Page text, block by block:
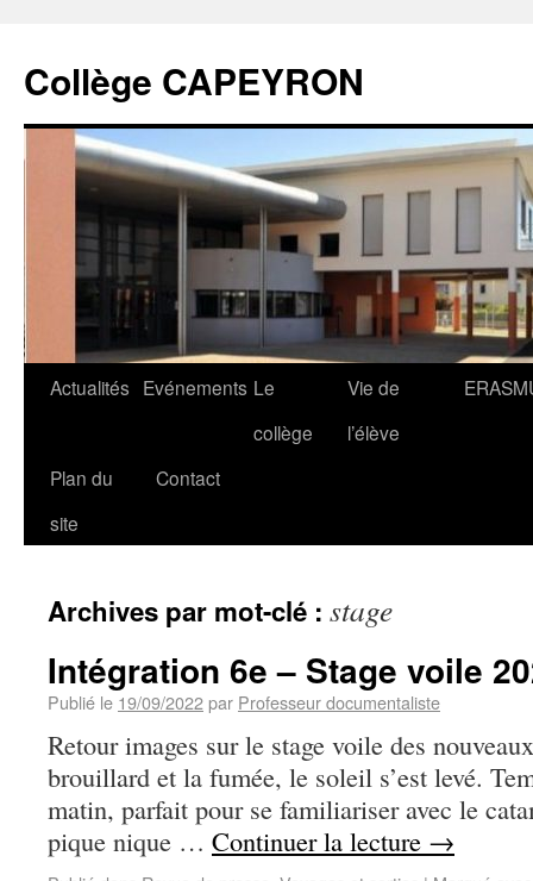
Collège CAPEYRON
Actualités Evénements Le
collège
Vie de
l’élève
Plan du
site
Contact
Archives par mot-clé : stage
Intégration 6e – Stage voile
Publié le 19/09/2022par Professeur documentaliste
Retour images sur le stage voile des
brouillard et la fumée, le soleil s’est levé.
matin, parfait pour se familiariser avec le
pique nique … Continuer la lecture →